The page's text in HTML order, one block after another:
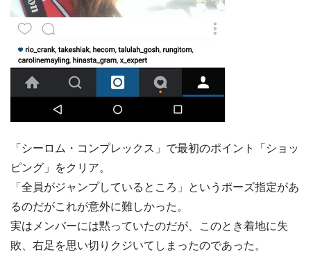
「シーロム・コンプレックス」で最初のポイント「ショッ
ピング」をクリア。
「全員がジャンプしているところ」というポーズ指定があ
るのだがこれが意外に難しかった。
実はメンバーには黙っていたのだが、このとき着地に失
敗、右足を思い切りクジいてしまったのであった。